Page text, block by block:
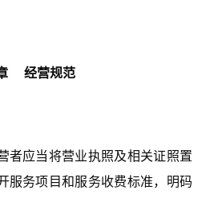
经营规范
者应当将营业执照及相关证照置
服务项目和服务收费标准，明码